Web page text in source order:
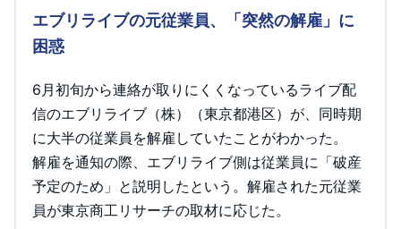
エブリライブの元従業員、「突然の解雇」に
困惑
6月初旬から連絡が取りにくくなっているライブ配
信のエブリライブ（株）（東京都港区）が、同時期
に大半の従業員を解雇していたことがわかった。
解雇を通知の際、エブリライブ側は従業員に「破産
予定のため」と説明したという。解雇された元従業
員が東京商工リサーチの取材に応じた。